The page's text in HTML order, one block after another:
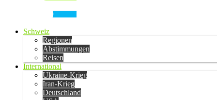
Schweiz
Regionen
Abstimmungen
Reisen
International
Ukraine-Krieg
Iran-Krieg
Deutschland